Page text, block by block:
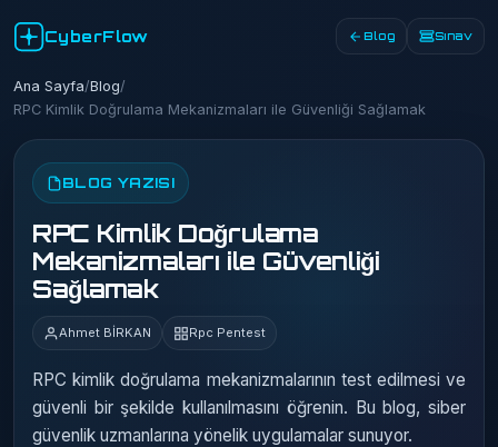
CyberFlow Blog Sınav
Ana Sayfa/Blog/
RPC Kimlik Doğrulama Mekanizmaları ile Güvenliği Sağlamak
BLOG YAZISI
RPC Kimlik Doğrulama
Mekanizmaları ile Güvenliği
Sağlamak
Ahmet BİRKAN Rpc Pentest
RPC kimlik doğrulama mekanizmalarının test edilmesi ve
güvenli bir şekilde kullanılmasını öğrenin. Bu blog, siber
güvenlik uzmanlarına yönelik uygulamalar sunuyor.